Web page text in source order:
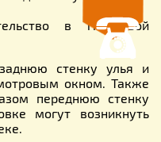
в гнездовой
стенку улья и
окном. Также
переднюю стенку
могут возникнуть